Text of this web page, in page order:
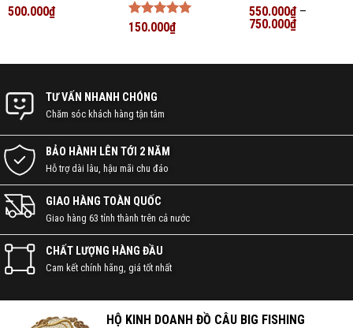
Được xếp
500.000₫
Được xếp
150.000₫
Được xếp
hạng55
550.000₫–
750.000₫
TƯ VẤN NHANH CHÓNG
Chăm sóc khách hàng tận tâm
BẢO HÀNH LÊN TỚI 2 NĂM
Hỗ trợ dài lâu, hậu mãi chu đáo
GIAO HÀNG TOÀN QUỐC
Giao hàng 63 tỉnh thành trên cả nước
CHẤT LƯỢNG HÀNG ĐẦU
Cam kết chính hãng, giá tốt nhất
HỘ KINH DOANH ĐỒ CÂU BIG FISHING